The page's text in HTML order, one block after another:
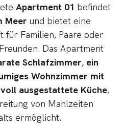
Apartment 01 befindet
Meer und bietet eine
Familien, Paare oder
Das Apartment
Schlafzimmer, ein
Wohnzimmer mit
voll ausgestattete Küche,
von Mahlzeiten
ermöglicht.